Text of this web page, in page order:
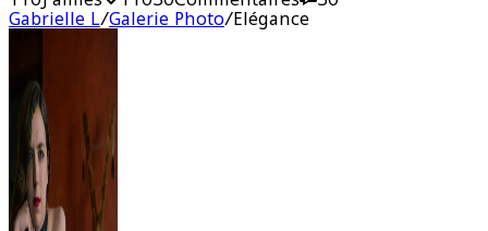
Gabrielle L/Galerie Photo/Elégance